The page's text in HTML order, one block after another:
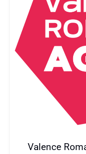
Valence